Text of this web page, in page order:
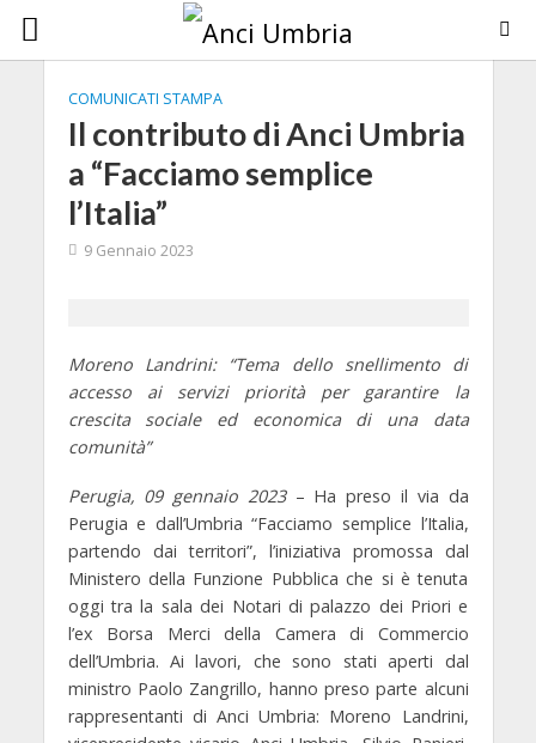
COMUNICATI STAMPA
Il contributo di Anci Umbria
a “Facciamo semplice
l’Italia”
9 Gennaio 2023
Moreno Landrini: “Tema dello snellimento di
accesso ai servizi priorità per garantire la
crescita sociale ed economica di una data
comunità”
Perugia, 09 gennaio 2023 – Ha preso il via da
Perugia e dall’Umbria“Facciamo semplice l’Italia,
partendo dai territori”, l’iniziativa promossa dal
Ministero della Funzione Pubblica che si è tenuta
oggi tra la sala dei Notari di palazzo dei Priori e
l’ex Borsa Merci della Camera di Commercio
dell’Umbria. Ai lavori, che sono stati aperti dal
ministro Paolo Zangrillo, hanno preso parte alcuni
rappresentanti di Anci Umbria: Moreno Landrini,